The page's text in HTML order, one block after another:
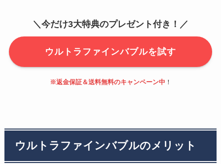
＼今だけ3大特典のプレゼント付き！／
ウルトラファインバブルを試す
※返金保証＆送料無料のキャンペーン中 ！
ウルトラファインバブルのメリット